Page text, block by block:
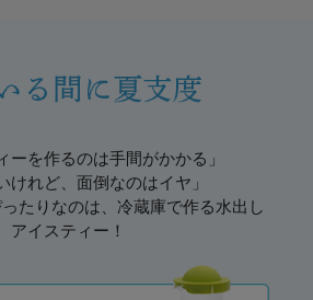
くごく飲みたい時にも安心で
とにかく簡単
葉を仕込んでおけば、朝には出
くく、透明感のあるアイスティ
ーを作るのは手間がかかる」
けれど、面倒なのはイヤ」
たりなのは、冷蔵庫で作る水出し
アイスティー！